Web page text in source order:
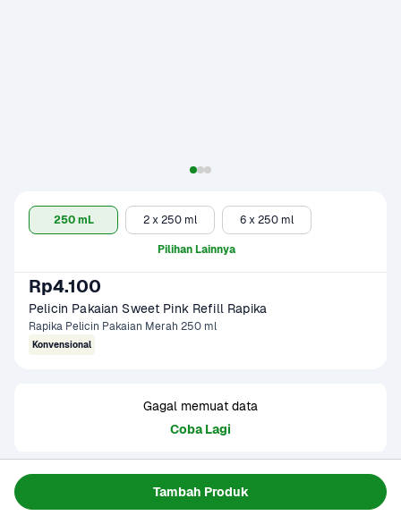
Tambah Produk
250 mL 2 x 250 ml 6 x 250 ml
Pilihan Lainnya
Rp4.100
Pelicin Pakaian Sweet Pink Refill Rapika
Rapika Pelicin Pakaian Merah 250 ml
Konvensional
Gagal memuat data
Coba Lagi
Informasi Produk
Pakaian rapi merupakan salah satu hal yang diinginkan